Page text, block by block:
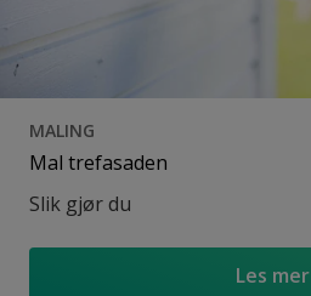
MALING
Mal trefasaden
Slik gjør du
Les mer